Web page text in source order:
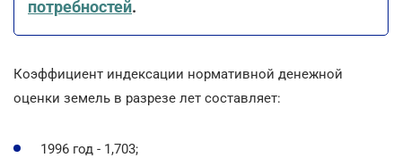
потребностей.
Коэффициент индексации нормативной денежной
оценки земель в разрезе лет составляет:
1996 год - 1,703;